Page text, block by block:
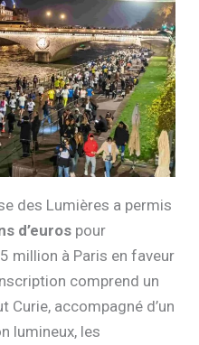
des Lumières a permis
d’euros pour
million à Paris en faveur
comprend un
Curie, accompagné d’un
lumineux, les